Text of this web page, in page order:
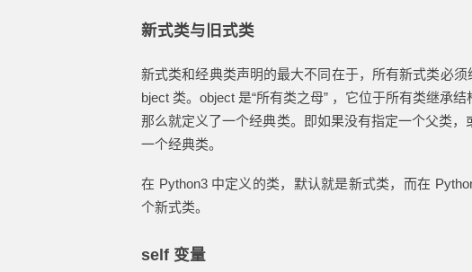
新式类与旧式类
新式类和经典类声明的最大不同在于，所有新式类必
bject 类。object 是“所有类之母” ，它位于所有类继承
那么就定义了一个经典类。即如果没有指定一个父类
一个经典类。
在 Python3 中定义的类，默认就是新式类，而在
个新式类。
self 变量